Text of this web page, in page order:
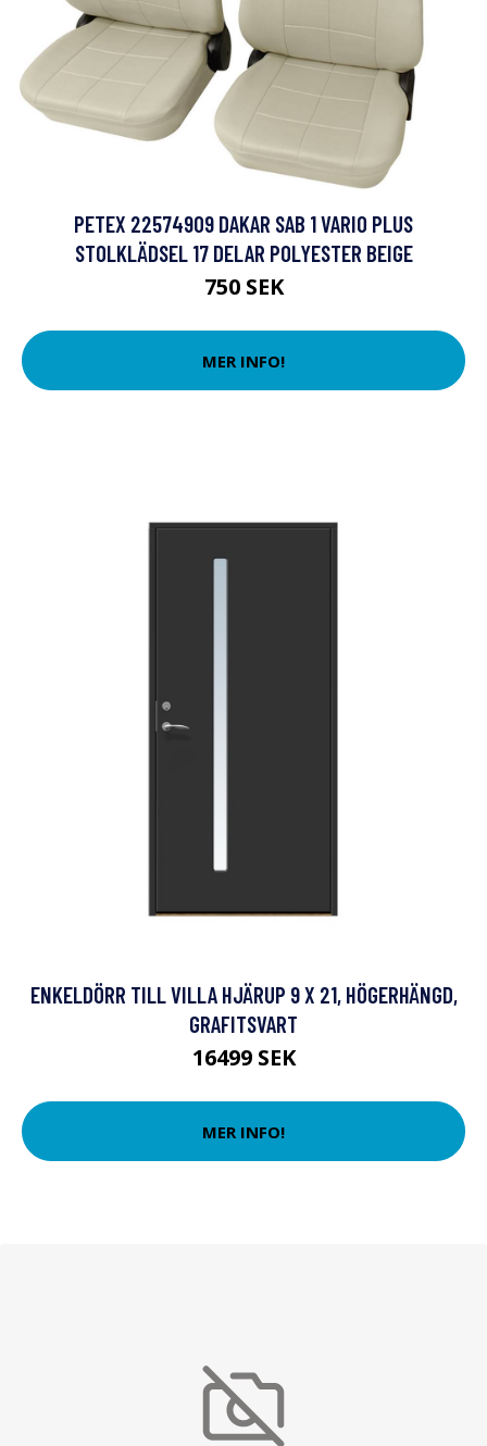
PETEX 22574909 DAKAR SAB 1 VARIO PLUS
STOLKLÄDSEL 17 DELAR POLYESTER BEIGE
750 SEK
MER INFO!
ENKELDÖRR TILL VILLA HJÄRUP 9 X 21, HÖGERHÄNGD,
GRAFITSVART
16499 SEK
MER INFO!